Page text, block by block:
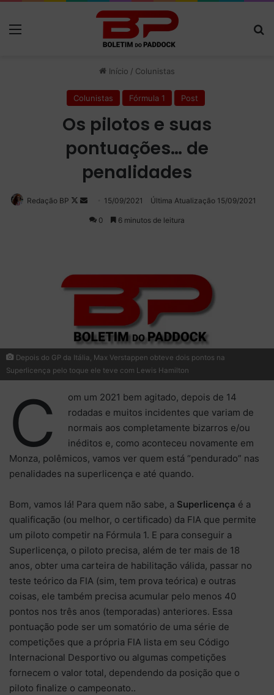
Início / Colunistas
Colunistas Fórmula 1 Post
Os pilotos e suas
pontuações… de
penalidades
Redação BP
Follow
Mande
um
15/09/2021 Última Atualização 15/09/2021
0 6 minutos de leitura
Depois do GP da Itália, Max Verstappen obteve dois pontos na
Superlicença pelo toque ele teve com Lewis Hamilton
C
om um 2021 bem agitado, depois de 14
rodadas e muitos incidentes que variam de
normais aos completamente bizarros e/ou
inéditos e, como aconteceu novamente em
Monza, polêmicos, vamos ver quem está “pendurado” nas
penalidades na superlicença e até quando.
Bom, vamos lá! Para quem não sabe, a Superlicença é a
qualificação (ou melhor, o certificado) da FIA que permite
um piloto competir na Fórmula 1. E para conseguir a
Superlicença, o piloto precisa, além de ter mais de 18
anos, obter uma carteira de habilitação válida, passar no
teste teórico da FIA (sim, tem prova teórica) e outras
coisas, ele também precisa acumular pelo menos 40
pontos nos três anos (temporadas) anteriores. Essa
pontuação pode ser um somatório de uma série de
competições que a própria FIA lista em seu Código
Internacional Desportivo ou algumas competições
fornecem o valor total, dependendo da posição que o
piloto finalize o campeonato..